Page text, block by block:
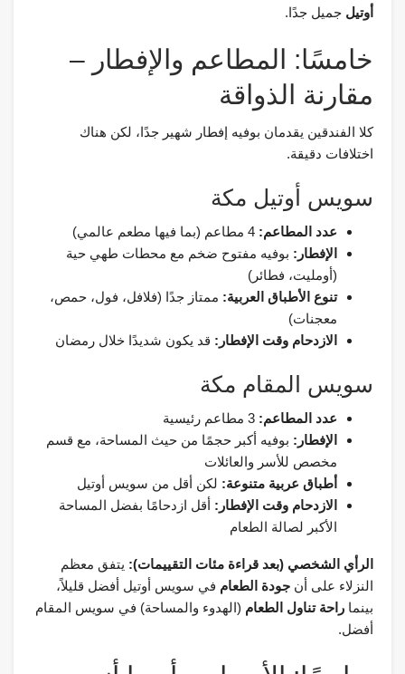
أوتيل جميل جدًا.
خامسًا: المطاعم والإفطار –
مقارنة الذواقة
كلا الفندقين يقدمان بوفيه إفطار شهير جدًا، لكن هناك
اختلافات دقيقة.
سويس أوتيل مكة
عدد المطاعم:
الإفطار: بوفيه مفتوح ضخم مع محطات طهي حية
(أومليت، فطائر)
تنوع الأطباق العربية: ممتاز جدًا (فلافل، فول، حمص،
معجنات)
الازدحام وقت الإفطار: قد يكون شديدًا خلال رمضان
سويس المقام مكة
عدد المطاعم:
الإفطار: بوفيه أكبر حجمًا من حيث المساحة، مع قسم
مخصص للأسر والعائلات
أطباق عربية متنوعة: لكن أقل من سويس أوتيل
الازدحام وقت الإفطار: أقل ازدحامًا بفضل المساحة
الأكبر لصالة الطعام
الرأي الشخصي (بعد قراءة مئات التقييمات): يتفق معظم
النزلاء على أن جودة الطعام في سويس أوتيل أفضل قليلاً،
بينما راحة تناول الطعام (الهدوء والمساحة) في سويس المقام
أفضل.